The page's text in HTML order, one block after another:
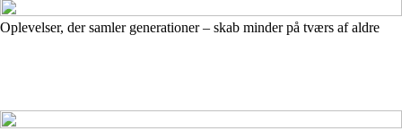
Oplevelser, der samler generationer – skab minder på tværs af aldre